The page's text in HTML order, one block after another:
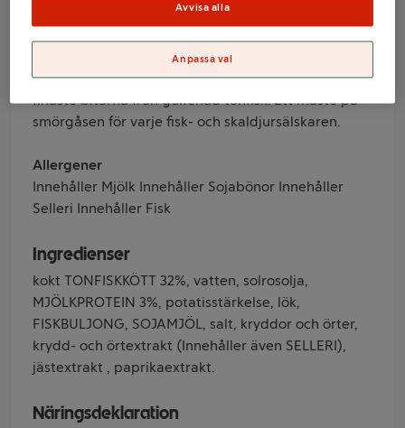
Produktinformation
Krämig tonfiskpastej från Balkan. Gjord på de
finaste bitarna från gulfenad tonfisk. Ett måste på
smörgåsen för varje fisk- och skaldjursälskaren.
Allergener
Innehåller Mjölk Innehåller Sojabönor Innehåller
Selleri Innehåller Fisk
Ingredienser
kokt TONFISKKÖTT 32%, vatten, solrosolja,
MJÖLKPROTEIN 3%, potatisstärkelse, lök,
FISKBULJONG, SOJAMJÖL, salt, kryddor och örter,
krydd- och örtextrakt (Innehåller även SELLERI),
jästextrakt , paprikaextrakt.
Näringsdeklaration
Avvisa alla
Anpassa val